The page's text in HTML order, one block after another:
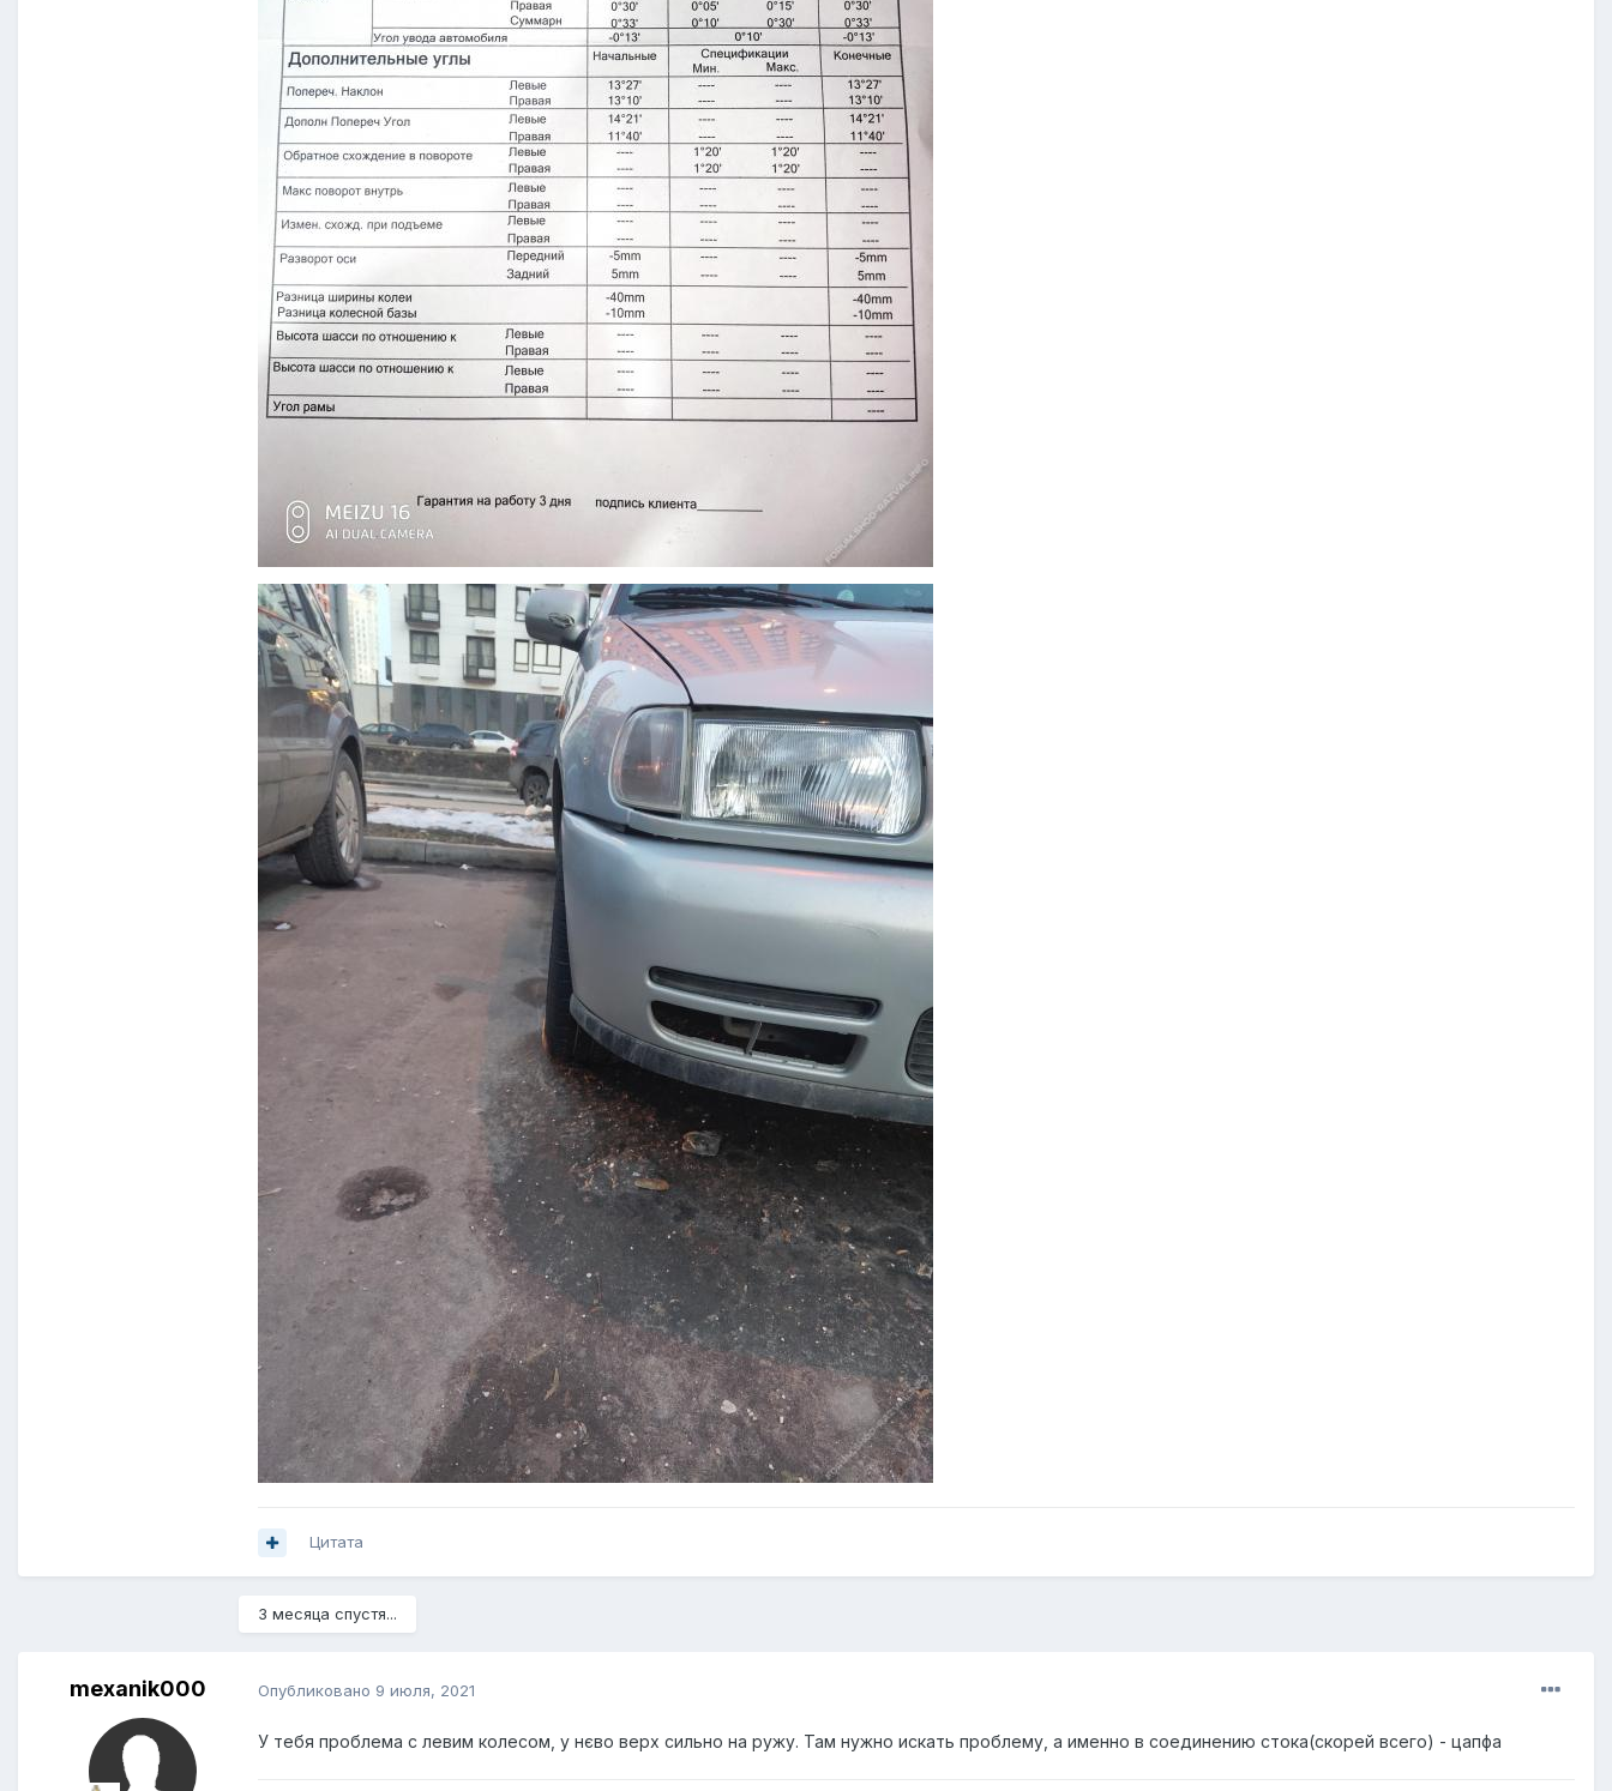
Цитата
3 месяца спустя...
mexanik000 Опубликовано 9 июля, 2021
У тебя проблема с левим колесом, у нєво верх сильно на ружу. Там нужно искать проблему, а именно в соединению стока(скорей всего) - цапфа